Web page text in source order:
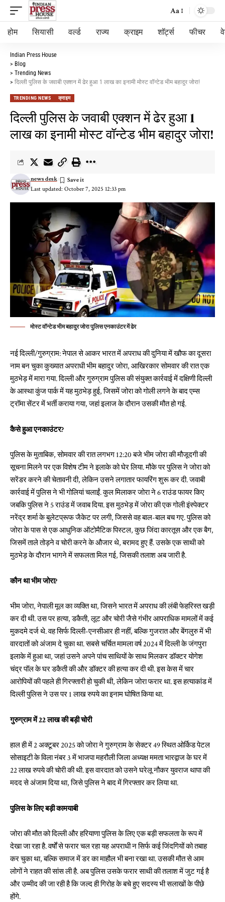
Aa
होम सियासी वर्ल्ड राज्य क्राइम शॉर्ट्स फीचर
Indian Press House
> Blog
> Trending News
> दिल्ली पुलिस के जवाबी एक्शन में ढेर हुआ 1 लाख का इनामी मोस्ट वॉन्टेड भीम बहादुर जोरा!
TRENDING NEWS क्राइम
दिल्ली पुलिस के जवाबी एक्शन में ढेर हुआ 1
लाख का इनामी मोस्ट वॉन्टेड भीम बहादुर जोरा!
Last updated: October 7, 2025 12:33 pm
news desk
मोस्ट वॉन्टेड भीम बहादुर जोरा पुलिस एनकाउंटर में ढेर
नई दिल्ली/गुरुग्राम: नेपाल से आकर भारत में अपराध की दुनिया में खौफ का दूसरा
नाम बन चुका कुख्यात अपराधी भीम बहादुर जोरा, आखिरकार सोमवार की रात एक
मुठभेड़ में मारा गया. दिल्ली और गुरुग्राम पुलिस की संयुक्त कार्रवाई में दक्षिणी दिल्ली
के आस्था कुंज पार्क में यह मुठभेड़ हुई, जिसमें जोरा को गोली लगने के बाद एम्स
ट्रॉमा सेंटर में भर्ती कराया गया, जहां इलाज के दौरान उसकी मौत हो गई.
कैसे हुआ एनकाउंटर?
पुलिस के मुताबिक, सोमवार की रात लगभग 12:20 बजे भीम जोरा की मौजूदगी की
सूचना मिलने पर एक विशेष टीम ने इलाके को घेर लिया. मौके पर पुलिस ने जोरा को
सरेंडर करने की चेतावनी दी, लेकिन उसने लगातार फायरिंग शुरू कर दी. जवाबी
कार्रवाई में पुलिस ने भी गोलियां चलाईं. कुल मिलाकर जोरा ने 6 राउंड फायर किए
जबकि पुलिस ने 5 राउंड में जवाब दिया. इस मुठभेड़ में जोरा की एक गोली इंस्पेक्टर
नरेंद्र शर्मा के बुलेटप्रूफ जैकेट पर लगी, जिससे वह बाल-बाल बच गए. पुलिस को
जोरा के पास से एक आधुनिक ऑटोमैटिक पिस्टल, कुछ जिंदा कारतूस और एक बैग,
जिसमें ताले तोड़ने व चोरी करने के औजार थे, बरामद हुए हैं. उसके एक साथी को
मुठभेड़ के दौरान भागने में सफलता मिल गई, जिसकी तलाश अब जारी है.
कौन था भीम जोरा?
भीम जोरा, नेपाली मूल का व्यक्ति था, जिसने भारत में अपराध की लंबी फेहरिस्त खड़ी
कर दी थी. उस पर हत्या, डकैती, लूट और चोरी जैसे गंभीर आपराधिक मामलों में कई
मुकदमे दर्ज थे. वह सिर्फ दिल्ली-एनसीआर ही नहीं, बल्कि गुजरात और बेंगलुरु में भी
वारदातों को अंजाम दे चुका था. सबसे चर्चित मामला वर्ष 2024 में दिल्ली के जंगपुरा
इलाके में हुआ था, जहां उसने अपने पांच साथियों के साथ मिलकर डॉक्टर योगेश
चंद्र पॉल के घर डकैती की और डॉक्टर की हत्या कर दी थी. इस केस में चार
आरोपियों की पहले ही गिरफ्तारी हो चुकी थी, लेकिन जोरा फरार था. इस हत्याकांड में
दिल्ली पुलिस ने उस पर 1 लाख रुपये का इनाम घोषित किया था.
गुरुग्राम में 22 लाख की बड़ी चोरी
हाल ही में 2 अक्टूबर 2025 को जोरा ने गुरुग्राम के सेक्टर 49 स्थित ओर्किड पेटल
सोसाइटी के विला नंबर 3 में भाजपा महरौली जिला अध्यक्ष ममता भारद्वाज के घर में
22 लाख रुपये की चोरी की थी. इस वारदात को उसने घरेलू नौकर युवराज थापा की
मदद से अंजाम दिया था, जिसे पुलिस ने बाद में गिरफ्तार कर लिया था.
पुलिस के लिए बड़ी कामयाबी
जोरा की मौत को दिल्ली और हरियाणा पुलिस के लिए एक बड़ी सफलता के रूप में
देखा जा रहा है. वर्षों से फरार चल रहा यह अपराधी न सिर्फ कई जिंदगियों को तबाह
कर चुका था, बल्कि समाज में डर का माहौल भी बना रखा था. उसकी मौत से आम
लोगों ने राहत की सांस ली है. अब पुलिस उसके फरार साथी की तलाश में जुट गई है
और उम्मीद की जा रही है कि जल्द ही गिरोह के बचे हुए सदस्य भी सलाखों के पीछे
होंगे.